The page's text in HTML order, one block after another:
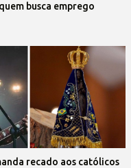
busca emprego
recado aos católicos